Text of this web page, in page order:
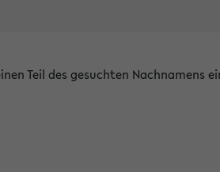
Teil des gesuchten Nachnamens